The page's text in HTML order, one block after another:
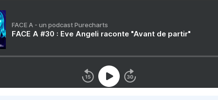
FACE A - un podcast Purecharts
FACE A #30 : Eve Angeli raconte "Avant de partir"